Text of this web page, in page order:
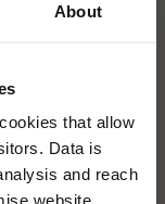
About
that allow
Data is
and reach
website